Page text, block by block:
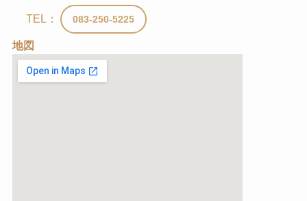
TEL： 083-250-5225
地図